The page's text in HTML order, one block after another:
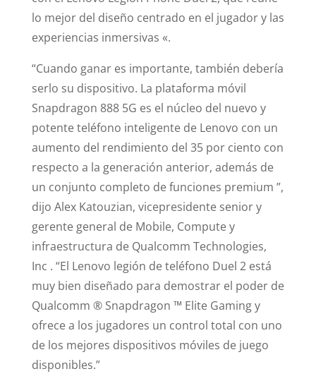
lo mejor del diseño centrado en el jugador y las
experiencias inmersivas «.
“Cuando ganar es importante, también debería
serlo su dispositivo. La plataforma móvil
Snapdragon 888 5G es el núcleo del nuevo y
potente teléfono inteligente de Lenovo con un
aumento del rendimiento del 35 por ciento con
respecto a la generación anterior, además de
un conjunto completo de funciones premium ”,
dijo Alex Katouzian, vicepresidente senior y
gerente general de Mobile, Compute y
infraestructura de Qualcomm Technologies,
Inc . “El Lenovo legión de teléfono Duel 2 está
muy bien diseñado para demostrar el poder de
Qualcomm ® Snapdragon ™ Elite Gaming y
ofrece a los jugadores un control total con uno
de los mejores dispositivos móviles de juego
disponibles.”